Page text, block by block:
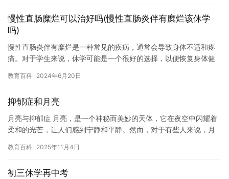
慢性直肠糜烂可以治好吗(慢性直肠炎伴有糜烂该休学
吗)
慢性直肠炎伴有糜烂是一种常见的疾病，通常会导致身体不适和疼
痛。对于学生来说，休学可能是一个很好的选择，以便恢复身体健
此建议…
教育百科 2024年6月20日
抑郁症和月亮
月亮与抑郁症 月亮，是一个神秘而美妙的天体，它在夜空中闪耀着
柔和的光芒，让人们感到宁静和平静。然而，对于有些人来说，月
疾病…
教育百科 2025年11月4日
初三休学再中考